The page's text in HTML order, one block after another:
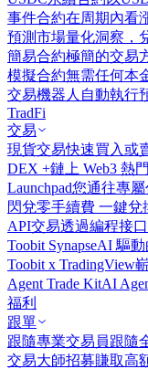
事件合約在周期內看
預測市場量化洞察，
簡易合約極簡的交易
模擬合約無需任何本
交易機器人 自動執行
TradFi
交易
現貨交易快速買入或
DEX +鏈上 Web3 熱
Launchpad您通往專
閃兌零手續費 一鍵兌
API交易透過編程接
Toobit SynapseAI 驅
Toobit x TradingView
Agent Trade KitAI
福利
跟單
跟隨專業交易員跟隨
交易大師招募賺取高